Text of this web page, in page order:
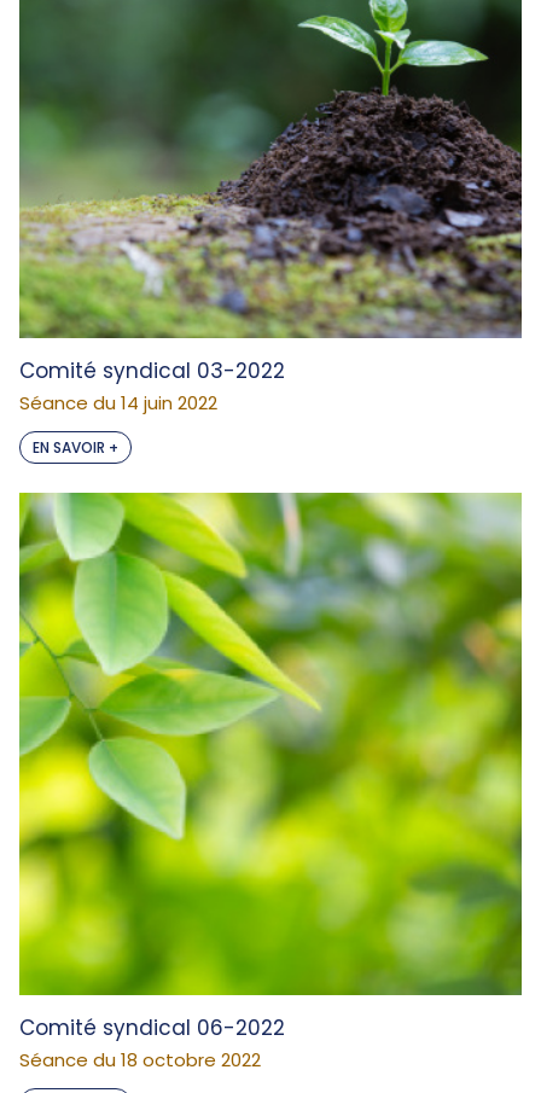
Comité syndical 03-2022
Séance du 14 juin 2022
EN SAVOIR +
Comité syndical 06-2022
Séance du 18 octobre 2022